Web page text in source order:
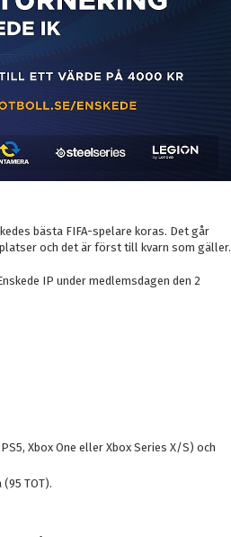
bästa FIFA-spelare koras. Det går
och det är först till kvarn som gäller.
IP under medlemsdagen den 2
Xbox One eller Xbox Series X/S) och
TOT).